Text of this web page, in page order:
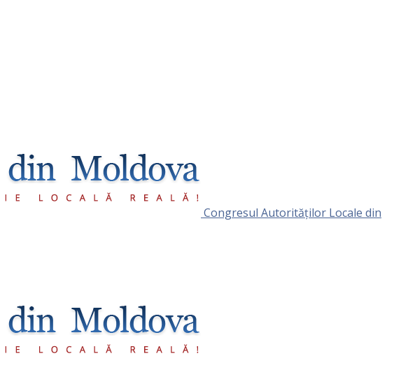
Congresul Autorităţilor Locale din